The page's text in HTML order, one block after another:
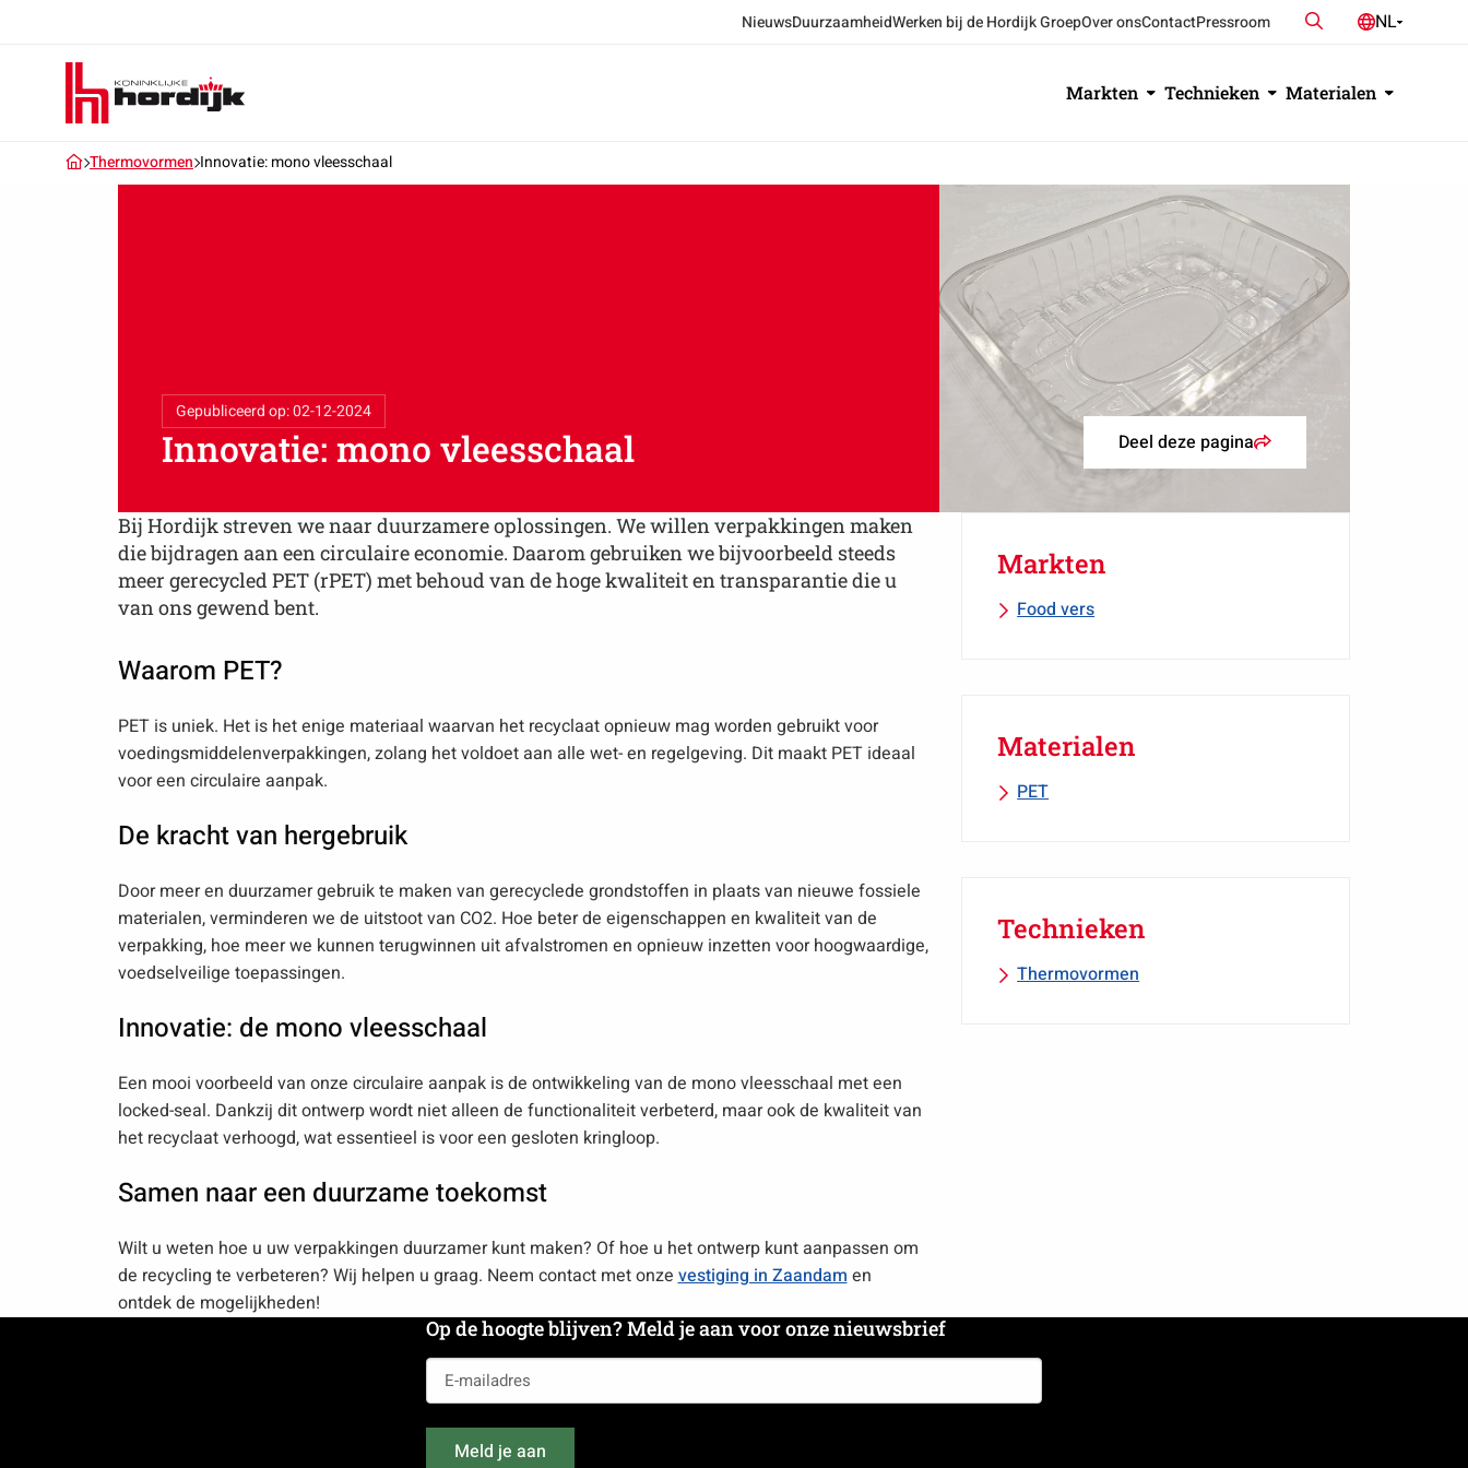
NieuwsDuurzaamheidWerken bij de Hordijk GroepOver onsContactPressroom ZoekenNL
Koninklijke
Hordijk
Markten Technieken Materialen
Thermovormen Innovatie: mono vleesschaal
Innovatie: mono vleesschaal
Gepubliceerd op: 02-12-2024
Deel deze pagina
Bij Hordijk streven we naar duurzamere oplossingen. We willen verpakkingen maken
die bijdragen aan een circulaire economie. Daarom gebruiken we bijvoorbeeld steeds
meer gerecycled PET (rPET) met behoud van de hoge kwaliteit en transparantie die u
van ons gewend bent.
Waarom PET?
PET is uniek. Het is het enige materiaal waarvan het recyclaat opnieuw mag worden gebruikt voor
voedingsmiddelenverpakkingen, zolang het voldoet aan alle wet- en regelgeving. Dit maakt PET ideaal
voor een circulaire aanpak.
De kracht van hergebruik
Door meer en duurzamer gebruik te maken van gerecyclede grondstoffen in plaats van nieuwe fossiele
materialen, verminderen we de uitstoot van CO2. Hoe beter de eigenschappen en kwaliteit van de
verpakking, hoe meer we kunnen terugwinnen uit afvalstromen en opnieuw inzetten voor hoogwaardige,
voedselveilige toepassingen.
Innovatie: de mono vleesschaal
Een mooi voorbeeld van onze circulaire aanpak is de ontwikkeling van de mono vleesschaal met een
locked-seal. Dankzij dit ontwerp wordt niet alleen de functionaliteit verbeterd, maar ook de kwaliteit van
het recyclaat verhoogd, wat essentieel is voor een gesloten kringloop.
Samen naar een duurzame toekomst
Wilt u weten hoe u uw verpakkingen duurzamer kunt maken? Of hoe u het ontwerp kunt aanpassen om
de recycling te verbeteren? Wij helpen u graag. Neem contact met onzevestiging in Zaandamen
ontdek de mogelijkheden!
Markten
Food vers
Materialen
PET
Technieken
Thermovormen
Op de hoogte blijven? Meld je aan voor onze nieuwsbrief
mailadres
(Vereist)
Meld je aan